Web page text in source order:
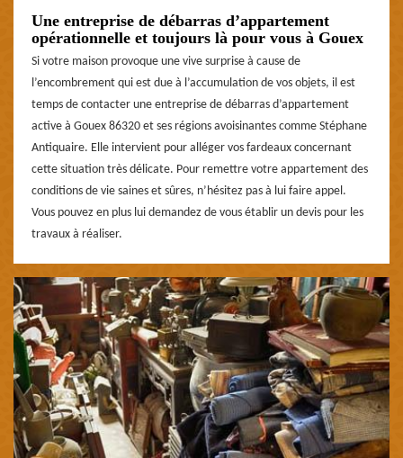
Une entreprise de débarras d’appartement
opérationnelle et toujours là pour vous à Gouex
Si votre maison provoque une vive surprise à cause de
l’encombrement qui est due à l’accumulation de vos objets, il est
temps de contacter une entreprise de débarras d’appartement
active à Gouex 86320 et ses régions avoisinantes comme Stéphane
Antiquaire. Elle intervient pour alléger vos fardeaux concernant
cette situation très délicate. Pour remettre votre appartement des
conditions de vie saines et sûres, n’hésitez pas à lui faire appel.
Vous pouvez en plus lui demandez de vous établir un devis pour les
travaux à réaliser.